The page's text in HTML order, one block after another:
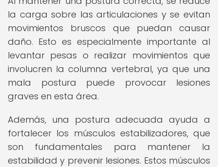
la carga sobre las articulaciones y se evitan
movimientos bruscos que puedan causar
daño. Esto es especialmente importante al
levantar pesas o realizar movimientos que
involucren la columna vertebral, ya que una
mala postura puede provocar lesiones
graves en esta área.
Además, una postura adecuada ayuda a
fortalecer los músculos estabilizadores, que
son fundamentales para mantener la
estabilidad y prevenir lesiones. Estos músculos